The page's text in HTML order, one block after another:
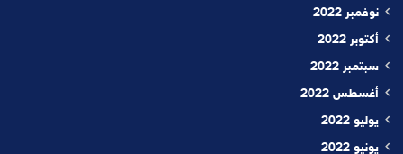
نوفمبر 2022
أكتوبر 2022
سبتمبر 2022
أغسطس 2022
يوليو 2022
يونيو 2022